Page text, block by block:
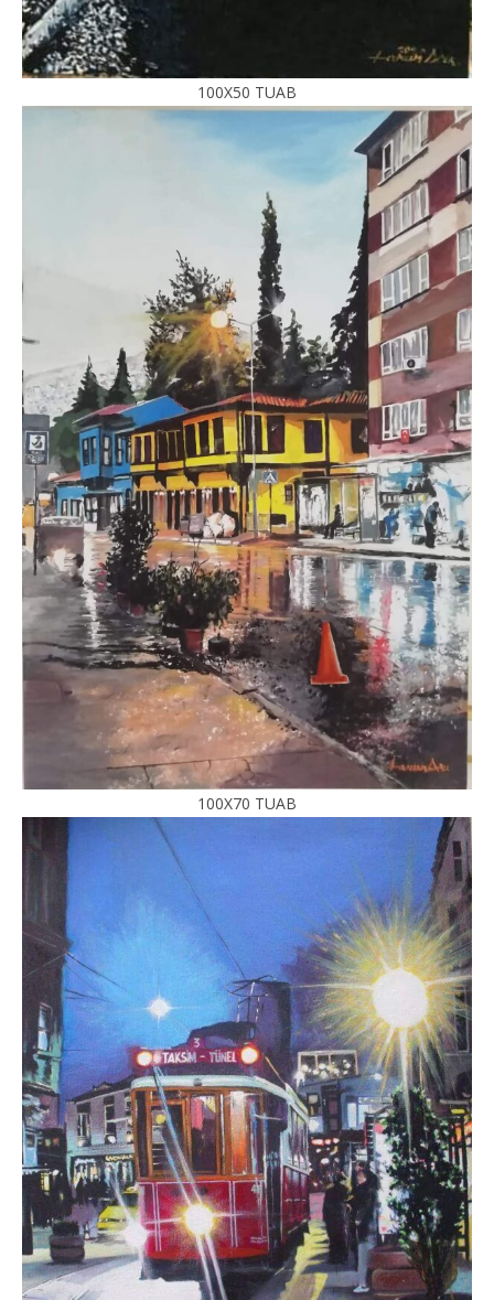
100X50 TUAB
100X70 TUAB